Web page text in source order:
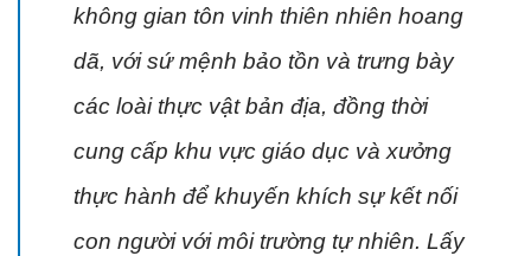
không gian tôn vinh thiên nhiên hoang
dã, với sứ mệnh bảo tồn và trưng bày
các loài thực vật bản địa, đồng thời
cung cấp khu vực giáo dục và xưởng
thực hành để khuyến khích sự kết nối
con người với môi trường tự nhiên. Lấy